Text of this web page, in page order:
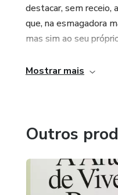
destacar, sem receio,
que, na esmagadora
mas sim ao seu
Por fim, espero que
Grande abraço, fique
Mostrar mais
Outros